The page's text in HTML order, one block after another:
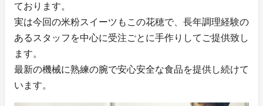
ております。
実は今回の米粉スイーツもこの花穂で、長年調理経験の
あるスタッフを中心に受注ごとに手作りしてご提供致し
ます。
最新の機械に熟練の腕で安心安全な食品を提供し続けて
います。